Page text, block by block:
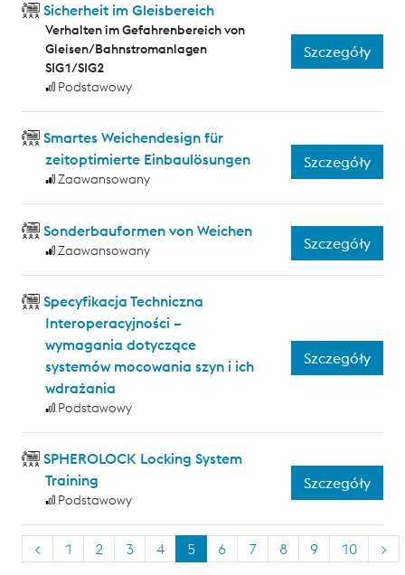
Sicherheit im Gleisbereich
Verhalten im Gefahrenbereich von
Gleisen/Bahnstromanlagen
SIG1/SIG2
Podstawowy
Szczegóły
Smartes Weichendesign für
zeitoptimierte Einbaulösungen
Zaawansowany
Szczegóły
Sonderbauformen von Weichen
Zaawansowany Szczegóły
Specyfikacja Techniczna
Interoperacyjności –
wymagania dotyczące
systemów mocowania szyn i ich
wdrażania
Podstawowy
Szczegóły
SPHEROLOCK Locking System
Training
Podstawowy
Szczegóły
< 1 2 3 4 5 6 7 8 9 10 >